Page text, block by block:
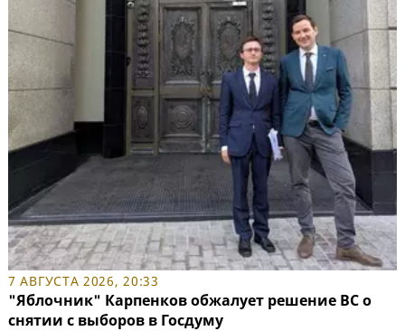
7 АВГУСТА 2026, 20:33
"Яблочник" Карпенков обжалует решение ВС о
снятии с выборов в Госдуму